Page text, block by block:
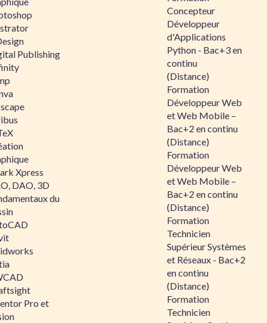
Publishing
Xpress
DAO, 3D
du
Pro et
Concepteur
Développeur
d'Applications
Python - Bac+3 en
continu
(Distance)
Formation
Développeur Web
et Web Mobile –
Bac+2 en continu
(Distance)
Formation
Développeur Web
et Web Mobile –
Bac+2 en continu
(Distance)
Formation
Technicien
Supérieur Systèmes
et Réseaux - Bac+2
en continu
(Distance)
Formation
Technicien